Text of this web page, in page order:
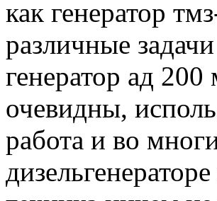
как генератор
различные
генератор ад 200
очевидны,
работа и во